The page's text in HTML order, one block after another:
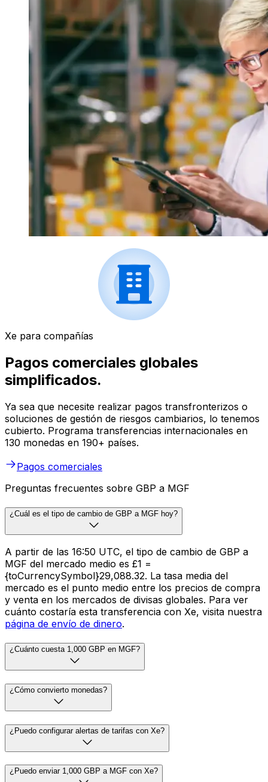
Xe para compañías
Pagos comerciales globales
simplificados.
Ya sea que necesite realizar pagos transfronterizos o
soluciones de gestión de riesgos cambiarios, lo tenemos
cubierto. Programa transferencias internacionales en
130 monedas en 190+ países.
Pagos comerciales
Preguntas frecuentes sobre GBP a MGF
¿Cuál es el tipo de cambio de GBP a MGF hoy?
A partir de las 16:50 UTC, el tipo de cambio de GBP a
MGF del mercado medio es £1 =
{toCurrencySymbol}29,088.32. La tasa media del
mercado es el punto medio entre los precios de compra
y venta en los mercados de divisas globales. Para ver
cuánto costaría esta transferencia con Xe, visita nuestra
página de envío de dinero.
¿Cuánto cuesta 1,000 GBP en MGF?
¿Cómo convierto monedas?
¿Puedo configurar alertas de tarifas con Xe?
¿Puedo enviar 1,000 GBP a MGF con Xe?